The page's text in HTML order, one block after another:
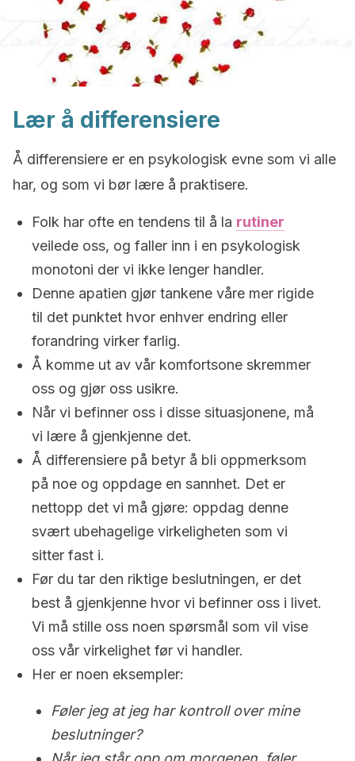
Lær å differensiere
Å differensiere er en psykologisk evne som vi alle
har, og som vi bør lære å praktisere.
Folk har ofte en tendens til å la rutiner
veilede oss, og faller inn i en psykologisk
monotoni der vi ikke lenger handler.
Denne apatien gjør tankene våre mer rigide
til det punktet hvor enhver endring eller
forandring virker farlig.
Å komme ut av vår komfortsone skremmer
oss og gjør oss usikre.
Når vi befinner oss i disse situasjonene, må
vi lære å gjenkjenne det.
Å differensiere på betyr å bli oppmerksom
på noe og oppdage en sannhet. Det er
nettopp det vi må gjøre: oppdag denne
svært ubehagelige virkeligheten som vi
sitter fast i.
Før du tar den riktige beslutningen, er det
best å gjenkjenne hvor vi befinner oss i livet.
Vi må stille oss noen spørsmål som vil vise
oss vår virkelighet før vi handler.
Her er noen eksempler:
Føler jeg at jeg har kontroll over mine
beslutninger?